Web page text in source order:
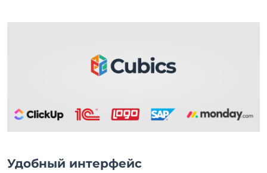
Удобный интерфейс